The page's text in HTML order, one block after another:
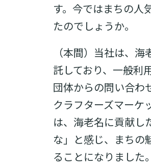
す。今ではまちの人
たのでしょうか。
（本間）当社は、
託しており、一般利
団体からの問い合わ
クラフターズマーケ
は、海老名に貢献し
な」と感じ、まちの
ることになりました。